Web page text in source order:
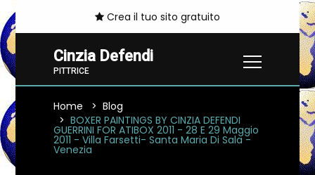
Crea il tuo sito gratuito
Cinzia Defendi
PITTRICE
Home
Blog
BOXER PAINTINGS BY CINZIA DEFENDI
GUERRINI FOR ATIBOX 2011 - 28 E 29 Maggio
2011 - Villa Farsetti- Santa Maria Di Sala -
Venezia